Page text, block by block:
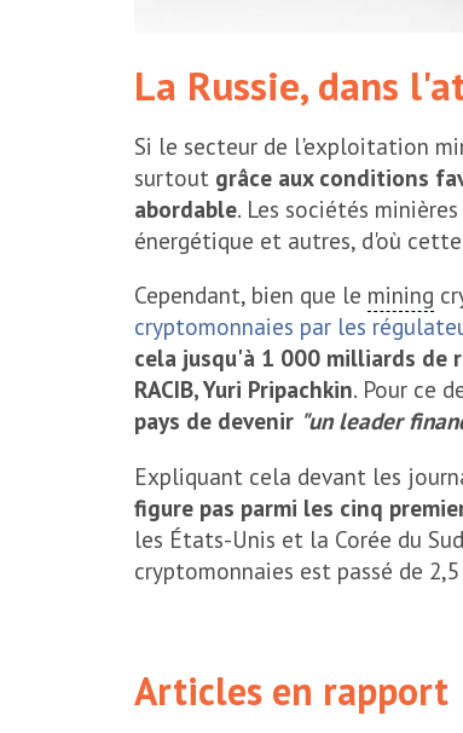
La Russie, dans
Si le secteur de l'exploitation
surtout grâce aux conditions
abordable. Les sociétés
énergétique et autres, d'où cette
Cependant, bien que le mining
cryptomonnaies par les
cela jusqu'à 1 000 milliards de
RACIB, Yuri Pripachkin. Pour ce
pays de devenir "un leader
Expliquant cela devant les
figure pas parmi les cinq
les États-Unis et la Corée du
cryptomonnaies est passé de
Articles en rapport